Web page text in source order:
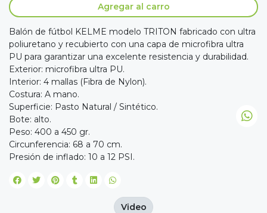
Agregar al carro
Balón de fútbol KELME modelo TRITON fabricado con ultra
poliuretano y recubierto con una capa de microfibra ultra
PU para garantizar una excelente resistencia y durabilidad.
Exterior: microfibra ultra PU.
Interior: 4 mallas (Fibra de Nylon).
Costura: A mano.
Superficie: Pasto Natural / Sintético.
Bote: alto.
Peso: 400 a 450 gr.
Circunferencia: 68 a 70 cm.
Presión de inflado: 10 a 12 PSI.
Video